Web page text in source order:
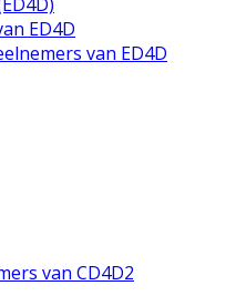
ED4D
van ED4D
van CD4D2